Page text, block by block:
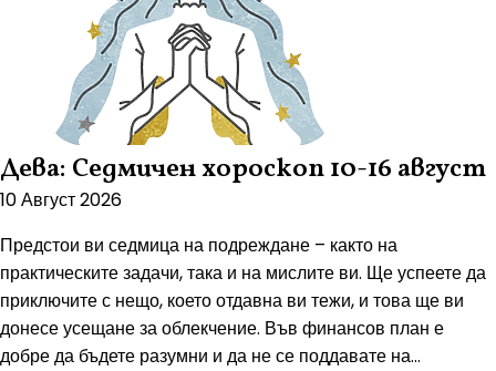
Дева: Седмичен хороскоп 10-16 август
10 Август 2026
Предстои ви седмица на подреждане – както на
практическите задачи, така и на мислите ви. Ще успеете да
приключите с нещо, което отдавна ви тежи, и това ще ви
донесе усещане за облекчение. Във финансов план е
добре да бъдете разумни и да не се поддавате на...